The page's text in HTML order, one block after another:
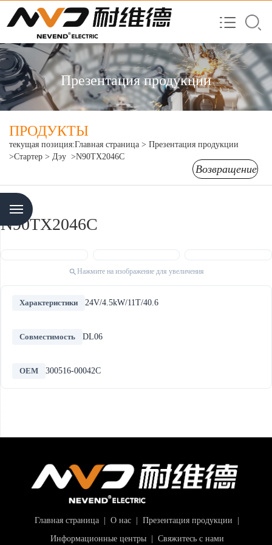
Презентация продукции
ПРОДУКТЫ
текущая позиция:Главная страница > Презентация продукции
>Стартер > Дэу >N90TX2046C
Возвращение
N90TX2046C
Нажмите на изображение для увеличения
Характеристики 24V/4.5kW/11T/40.6
Совместимость DL06
OEM 300516-00042C
Главная страница О нас Презентация продукции
Информационные центры| Свяжитесь с нами